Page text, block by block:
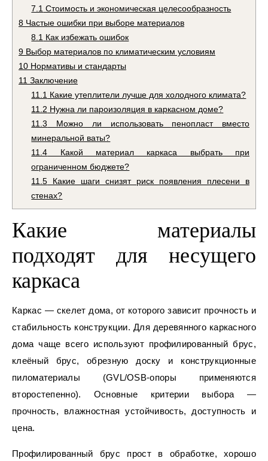
7.1 Стоимость и экономическая целесообразность
8 Частые ошибки при выборе материалов
8.1 Как избежать ошибок
9 Выбор материалов по климатическим условиям
10 Нормативы и стандарты
11 Заключение
11.1 Какие утеплители лучше для холодного климата?
11.2 Нужна ли пароизоляция в каркасном доме?
11.3 Можно ли использовать пенопласт вместо
минеральной ваты?
11.4 Какой материал каркаса выбрать при
ограниченном бюджете?
11.5 Какие шаги снизят риск появления плесени в
стенах?
Какие материалы
подходят для несущего
каркаса
Каркас — скелет дома, от которого зависит прочность и
стабильность конструкции. Для деревянного каркасного
дома чаще всего используют профилированный брус,
клеёный брус, обрезную доску и конструкционные
пиломатериалы (GVL/OSB-опоры применяются
второстепенно). Основные критерии выбора —
прочность, влажностная устойчивость, доступность и
цена.
Профилированный брус прост в обработке, хорошо